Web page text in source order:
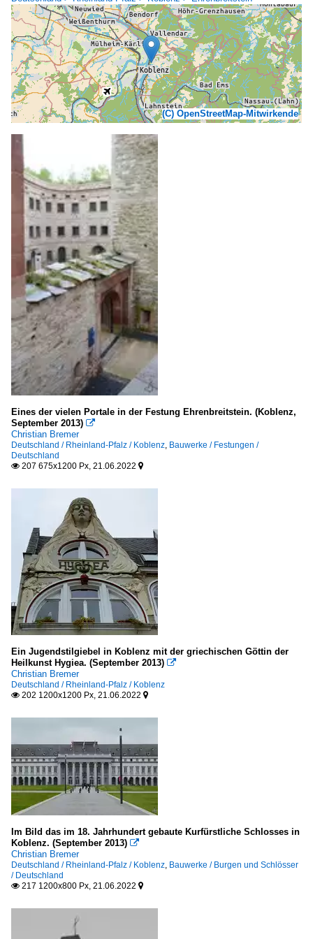
(C) OpenStreetMap-Mitwirkende
Eines der vielen Portale in der Festung Ehrenbreitstein. (Koblenz,
September 2013) 
Christian Bremer
Deutschland / Rheinland-Pfalz / Koblenz Bauwerke / Festungen /
Deutschland
 207 675x1200 Px, 21.06.2022 
Ein Jugendstilgiebel in Koblenz mit der griechischen Göttin der
Heilkunst Hygiea. (September 2013) 
Christian Bremer
Deutschland / Rheinland-Pfalz / Koblenz
 202 1200x1200 Px, 21.06.2022 
Im Bild das im 18. Jahrhundert gebaute Kurfürstliche Schlosses in
Koblenz. (September 2013) 
Christian Bremer
Deutschland / Rheinland-Pfalz / Koblenz Bauwerke / Burgen und Schlösser
/ Deutschland
 217 1200x800 Px, 21.06.2022 